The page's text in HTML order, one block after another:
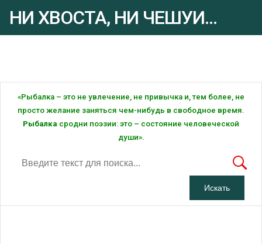
НИ ХВОСТА, НИ ЧЕШУИ...
«Рыбалка – это не увлечение, не привычка и, тем более, не
просто желание заняться чем-нибудь в свободное время.
Рыбалка сродни поэзии: это – состояние человеческой
души».